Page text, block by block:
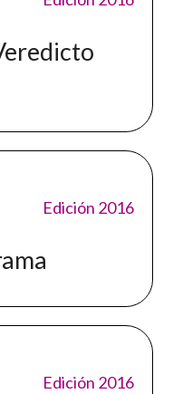
Edición 2016
Edición 2016